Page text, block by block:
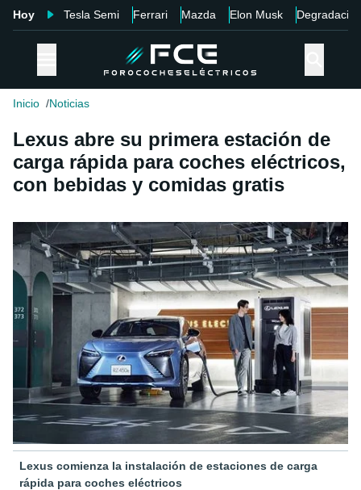
Hoy Tesla Semi Ferrari Mazda Elon Musk Degradación
Inicio Noticias
Lexus abre su primera estación de
carga rápida para coches eléctricos,
con bebidas y comidas gratis
Lexus comienza la instalación de estaciones de carga
rápida para coches eléctricos